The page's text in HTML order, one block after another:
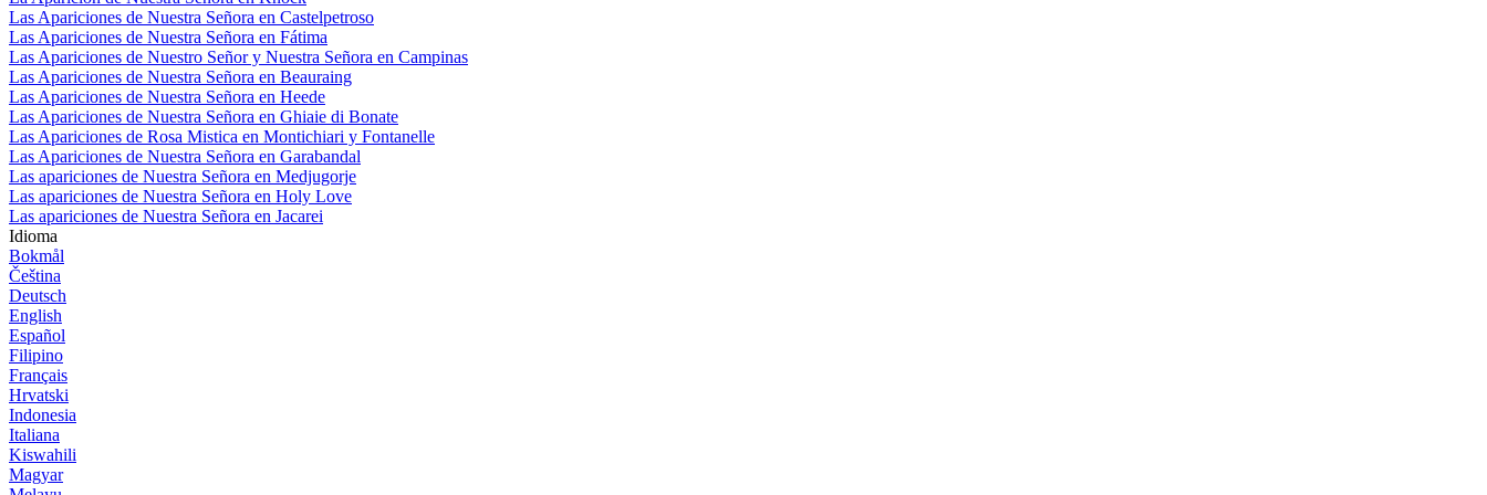
Las Apariciones de Nuestra Señora en Castelpetroso
Las Apariciones de Nuestra Señora en Fátima
Las Apariciones de Nuestro Señor y Nuestra Señora en Campinas
Las Apariciones de Nuestra Señora en Beauraing
Las Apariciones de Nuestra Señora en Heede
Las Apariciones de Nuestra Señora en Ghiaie di Bonate
Las Apariciones de Rosa Mistica en Montichiari y Fontanelle
Las Apariciones de Nuestra Señora en Garabandal
Las apariciones de Nuestra Señora en Medjugorje
Las apariciones de Nuestra Señora en Holy Love
Las apariciones de Nuestra Señora en Jacarei
Idioma
Bokmål
Čeština
Deutsch
English
Español
Filipino
Français
Hrvatski
Indonesia
Italiana
Kiswahili
Magyar